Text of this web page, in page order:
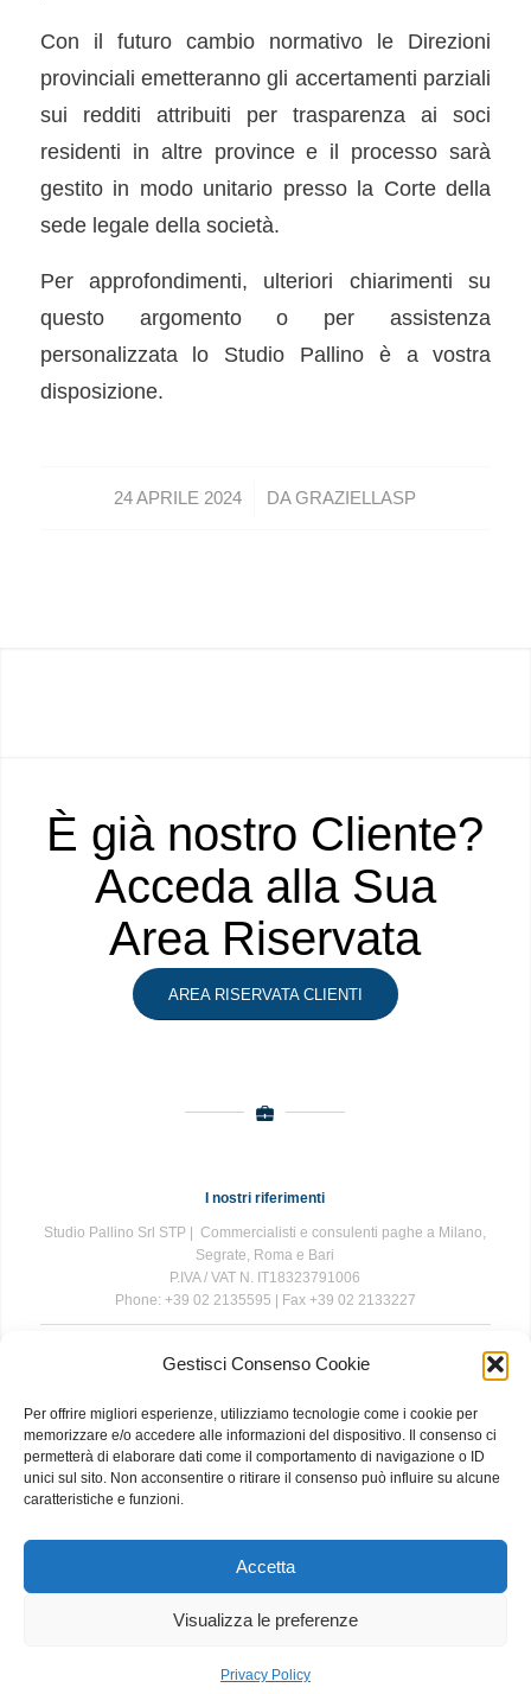
Gestisci Consenso Cookie
Per offrire migliori esperienze, utilizziamo tecnologie come i cookie per
memorizzare e/o accedere alle informazioni del dispositivo. Il consenso ci
permetterà di elaborare dati come il comportamento di navigazione o ID
unici sul sito. Non acconsentire o ritirare il consenso può influire su alcune
caratteristiche e funzioni.
Accetta
Visualizza le preferenze
Privacy Policy
Con il futuro cambio normativo le Direzioni
provinciali emetteranno gli accertamenti parziali
sui redditi attribuiti per trasparenza ai soci
residenti in altre province e il processo sarà
gestito in modo unitario presso la Corte della
sede legale della società.
Per approfondimenti, ulteriori chiarimenti su
questo argomento o per assistenza
personalizzata lo Studio Pallino è a vostra
disposizione.
24 APRILE 2024
/ DAGRAZIELLASP
È già nostro Cliente?
Acceda alla Sua
Area Riservata
AREA RISERVATA CLIENTI
I nostri riferimenti
Studio Pallino Srl STP | Commercialisti e consulenti paghe a Milano,
Segrate, Roma e Bari
P.IVA / VAT N. IT18323791006
Phone: +39 02 2135595 | Fax +39 02 2133227
The information contained in this website is for general information
while we endeavour to keep the information up to date and correct, we
make no representations or warranties of any kind, express or implied,
about the completeness, accuracy, reliability, suitability or availability
with respect to the website or the information, products, services, or
related graphics contained on the website for any purpose. Any
|Contact|Privacy and Cookie Policy